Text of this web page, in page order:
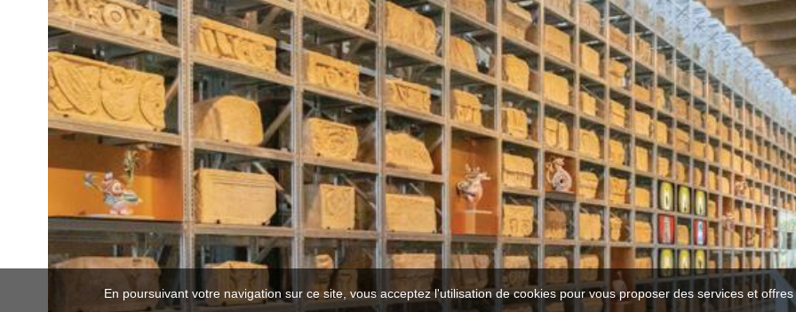
En poursuivant votre navigation sur ce site, vous acceptez l'utilisation de cookies pour vous proposer des services et